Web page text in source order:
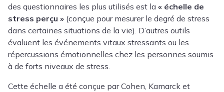
des questionnaires les plus utilisés est la « échelle de
stress perçu » (conçue pour mesurer le degré de stress
dans certaines situations de la vie). D’autres outils
évaluent les événements vitaux stressants ou les
répercussions émotionnelles chez les personnes soumis
à de forts niveaux de stress.
Cette échelle a été conçue par Cohen, Kamarck et